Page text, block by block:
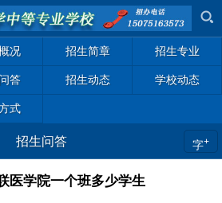
况 招生简章 招生专业
答 招生动态 学校动态
式
招生问答 字+
医学院一个班多少学生